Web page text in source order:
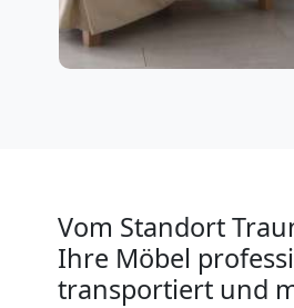
Vom Standort
Ihre Möbel
transportiert und